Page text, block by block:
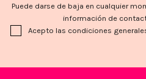
Puede darse de baja en cualquier
información de
Acepto las condiciones